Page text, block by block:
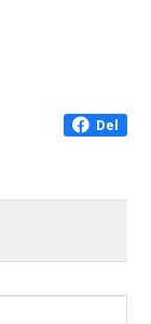
Del